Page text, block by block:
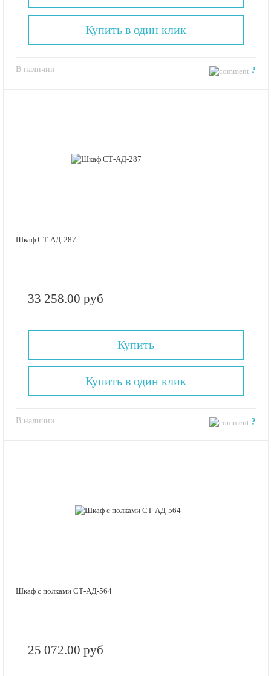
В наличии ?
Купить в один клик
Шкаф СТ-АД-287
33 258.00 руб
Купить
В наличии ?
Купить в один клик
Шкаф с полками СТ-АД-564
25 072.00 руб